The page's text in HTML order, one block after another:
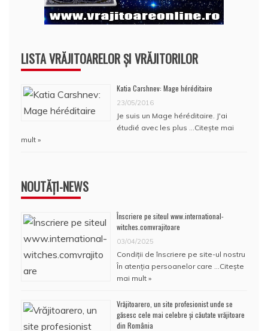
LISTA VRĂJITOARELOR ȘI VRĂJITORILOR
Katia Carshnev: Mage héréditaire
23/05/2016
Je suis un Mage héréditaire. J'ai
étudié avec les plus …Citește mai
mult »
NOUTĂȚI-NEWS
Înscriere pe siteul www.international-
witches.comvrajitoare
03/04/2025
Condiţii de înscriere pe site-ul nostru
În atenţia persoanelor care …Citește
mai mult »
Vrăjitoarero, un site profesionist unde se
găsesc cele mai celebre și căutate vrăjitoare
din România